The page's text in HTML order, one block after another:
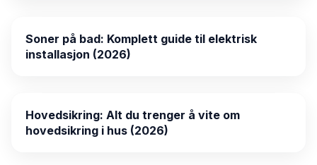
Soner på bad: Komplett guide til elektrisk
installasjon (2026)
Hovedsikring: Alt du trenger å vite om
hovedsikring i hus (2026)